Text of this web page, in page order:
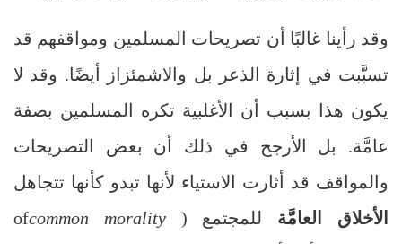
وقد رأينا غالبًا أن تصريحات المسلمين ومواقفهم قد
تسبَّبت في إثارة الذعر بل والاشمئزاز أيضًا. وقد لا
يكون هذا بسبب أن الأغلبية تكره المسلمين بصفة
عامَّة. بل الأرجح في ذلك أن بعض التصريحات
والمواقف قد أثارت الاستياء لأنها تبدو كأنها تتجاهل
الأخلاق العامَّة للمجتمع ( common morality
of